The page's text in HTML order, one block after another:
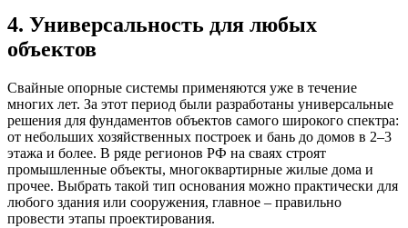
4. Универсальность для любых
объектов
Свайные опорные системы применяются уже в течение
многих лет. За этот период были разработаны универсальные
решения для фундаментов объектов самого широкого спектра:
от небольших хозяйственных построек и бань до домов в 2–3
этажа и более. В ряде регионов РФ на сваях строят
промышленные объекты, многоквартирные жилые дома и
прочее. Выбрать такой тип основания можно практически для
любого здания или сооружения, главное – правильно
провести этапы проектирования.